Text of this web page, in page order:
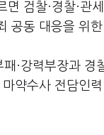
면 검찰·경찰·관
공동 대응을 위
·강력부장과
약수사 전담인